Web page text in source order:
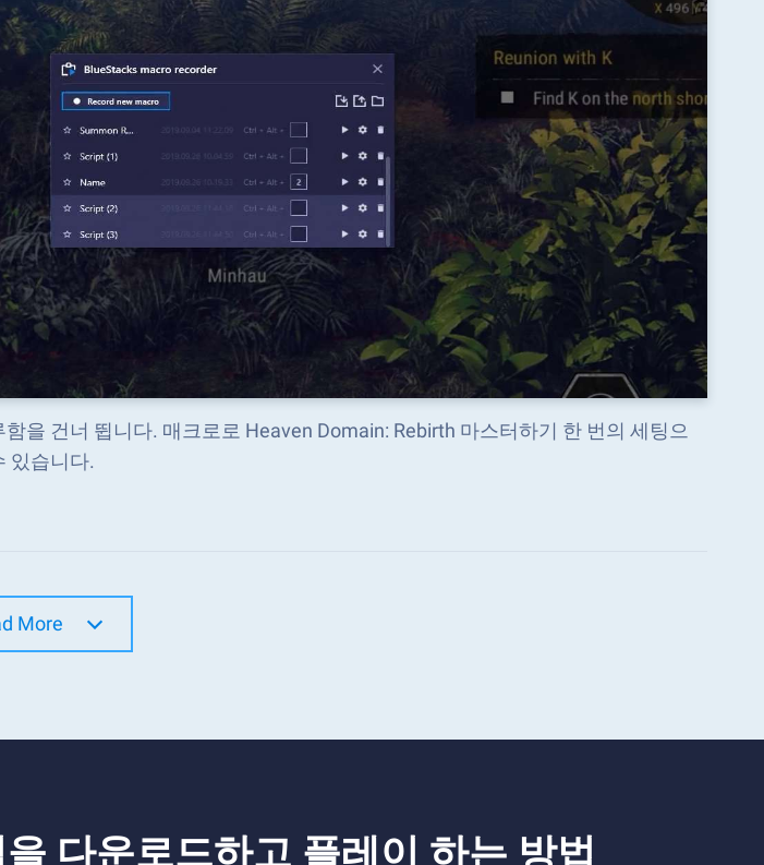
을 건너 뜁니다. 매크로로 Heaven Domain: Rebirth 마스터하기 한 번의 세팅으
있습니다.
More
다운로드하고 플레이 하는 방법